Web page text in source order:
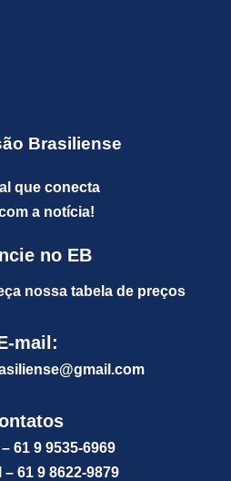
Brasiliense
que conecta
a notícia!
no EB
nossa tabela de preços
mail:
ail.com
61 9 9535-6969
61 9 8622-9879